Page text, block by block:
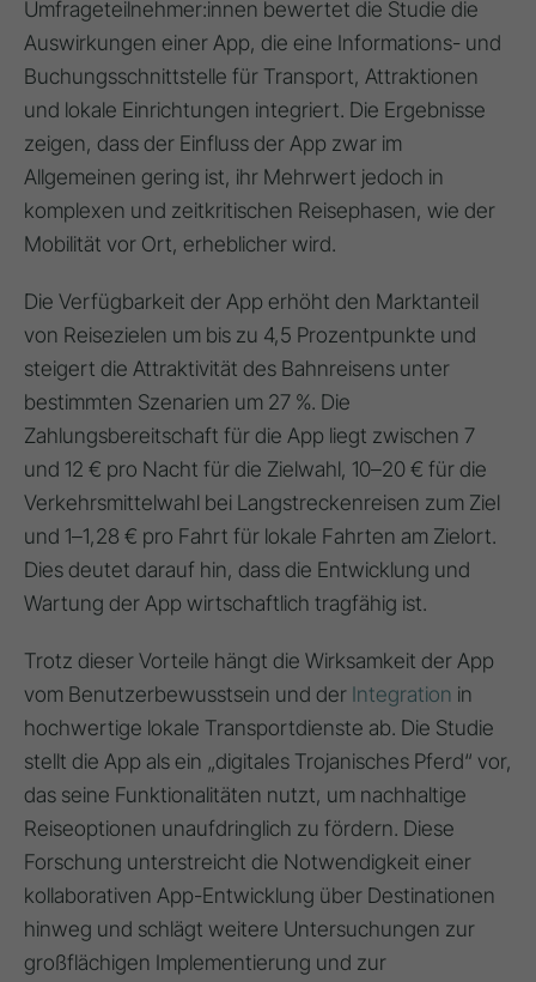
Umfrageteilnehmer:innen bewertet die Studie die
Auswirkungen einer App, die eine Informations- und
Buchungsschnittstelle für Transport, Attraktionen
und lokale Einrichtungen integriert. Die Ergebnisse
zeigen, dass der Einfluss der App zwar im
Allgemeinen gering ist, ihr Mehrwert jedoch in
komplexen und zeitkritischen Reisephasen, wie der
Mobilität vor Ort, erheblicher wird.
Die Verfügbarkeit der App erhöht den Marktanteil
von Reisezielen um bis zu 4,5 Prozentpunkte und
steigert die Attraktivität des Bahnreisens unter
bestimmten Szenarien um 27 %. Die
Zahlungsbereitschaft für die App liegt zwischen 7
und 12 € pro Nacht für die Zielwahl, 10–20 € für die
Verkehrsmittelwahl bei Langstreckenreisen zum Ziel
und 1–1,28 € pro Fahrt für lokale Fahrten am Zielort.
Dies deutet darauf hin, dass die Entwicklung und
Wartung der App wirtschaftlich tragfähig ist.
Trotz dieser Vorteile hängt die Wirksamkeit der App
vom Benutzerbewusstsein und der Integration in
hochwertige lokale Transportdienste ab. Die Studie
stellt die App als ein „digitales Trojanisches Pferd“ vor,
das seine Funktionalitäten nutzt, um nachhaltige
Reiseoptionen unaufdringlich zu fördern. Diese
Forschung unterstreicht die Notwendigkeit einer
kollaborativen App-Entwicklung über Destinationen
hinweg und schlägt weitere Untersuchungen zur
großflächigen Implementierung und zur